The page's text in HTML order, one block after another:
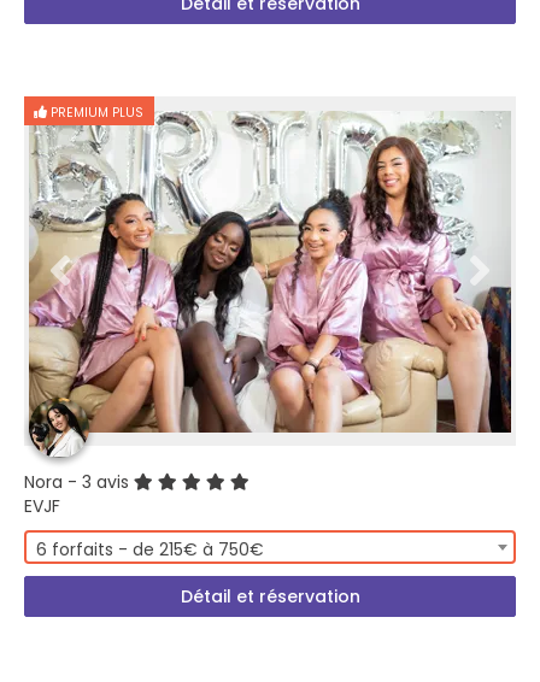
PREMIUM PLUS
Nora - 3 avis
EVJF
6 forfaits - de 215€ à 750€
Détail et réservation